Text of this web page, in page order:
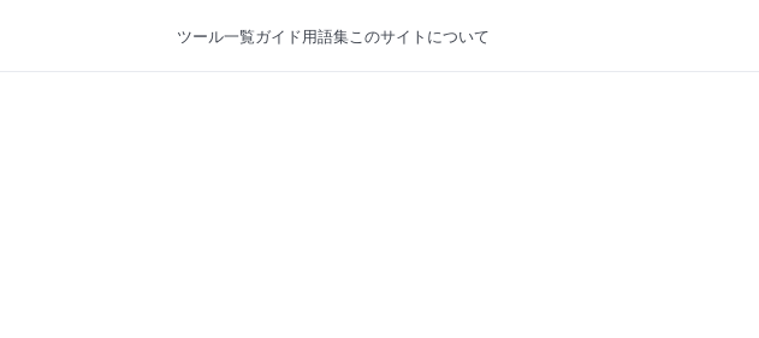
ツール一覧ガイド用語集このサイトについて